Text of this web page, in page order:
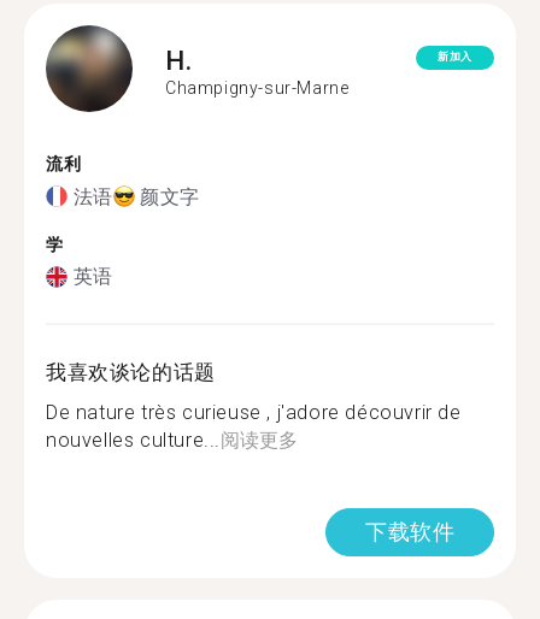
H.
Champigny-sur-Marne
新加入
流利
法语 颜文字
学
英语
我喜欢谈论的话题
De nature très curieuse , j'adore découvrir de
nouvelles culture...阅读更多
下载软件